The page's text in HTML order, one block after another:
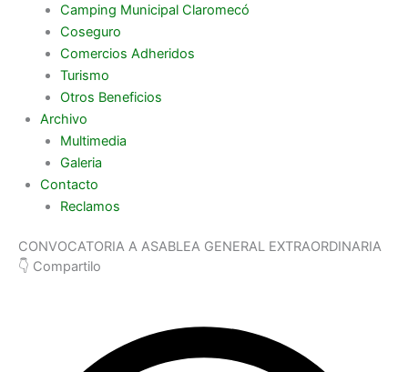
Camping Municipal Claromecó
Coseguro
Comercios Adheridos
Turismo
Otros Beneficios
Archivo
Multimedia
Galeria
Contacto
Reclamos
CONVOCATORIA A ASABLEA GENERAL EXTRAORDINARIA
👇 Compartilo